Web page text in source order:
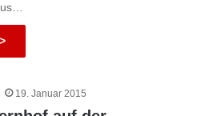
19. Januar 2015